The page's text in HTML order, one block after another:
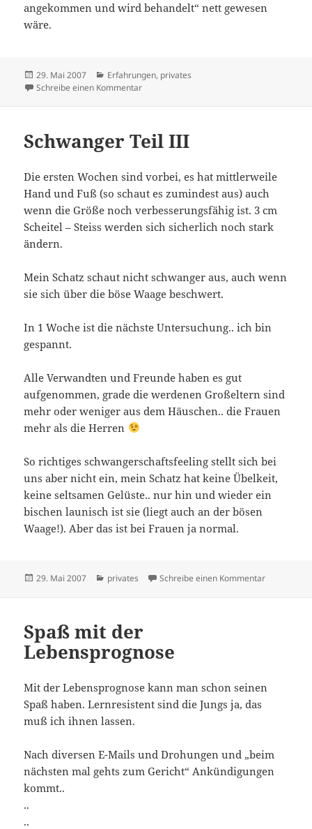
angekommen und wird behandelt“ nett gewesen
wäre.
Veröffentlicht
am
29. Mai 2007 Kategorien
Erfahrungen, privates
Schreibe einen Kommentarzu Canon G2 reparieren
Schwanger Teil III
Die ersten Wochen sind vorbei, es hat mittlerweile
Hand und Fuß (so schaut es zumindest aus) auch
wenn die Größe noch verbesserungsfähig ist. 3 cm
Scheitel – Steiss werden sich sicherlich noch stark
ändern.
Mein Schatz schaut nicht schwanger aus, auch wenn
sie sich über die böse Waage beschwert.
In 1 Woche ist die nächste Untersuchung.. ich bin
gespannt.
Alle Verwandten und Freunde haben es gut
aufgenommen, grade die werdenen Großeltern sind
mehr oder weniger aus dem Häuschen.. die Frauen
mehr als die Herren
So richtiges schwangerschaftsfeeling stellt sich bei
uns aber nicht ein, mein Schatz hat keine Übelkeit,
keine seltsamen Gelüste.. nur hin und wieder ein
bischen launisch ist sie (liegt auch an der bösen
Waage!). Aber das ist bei Frauen ja normal.
Veröffentlicht
29. Mai 2007 Kategorien
privates Schreibe einen Kommentarzu
Spaß mit der
Lebensprognose
Mit der Lebensprognose kann man schon seinen
Spaß haben. Lernresistent sind die Jungs ja, das
muß ich ihnen lassen.
Nach diversen E-Mails und Drohungen und „beim
nächsten mal gehts zum Gericht“ Ankündigungen
kommt..
..
..